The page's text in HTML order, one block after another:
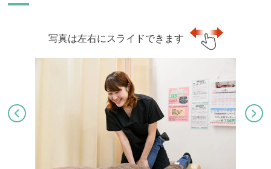
写真は左右にスライドできます